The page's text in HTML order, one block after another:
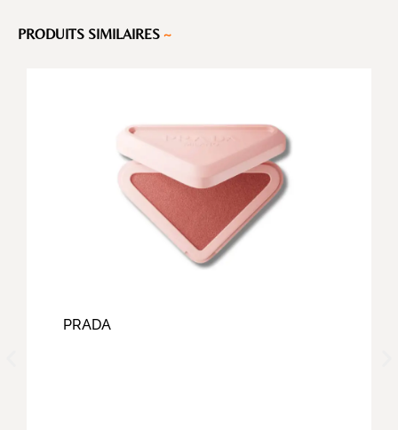
PRODUITS SIMILAIRES ~
PRADA